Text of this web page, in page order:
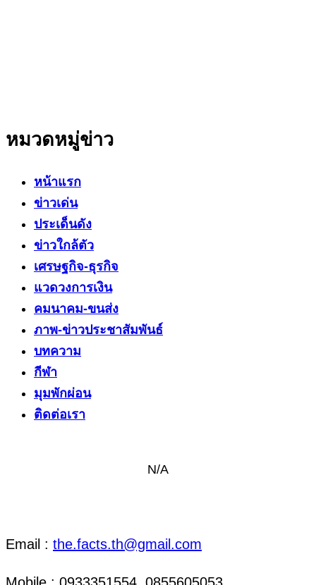
หมวดหมู่ข่าว
หน้าแรก
ข่าวเด่น
ประเด็นดัง
ข่าวใกล้ตัว
เศรษฐกิจ-ธุรกิจ
แวดวงการเงิน
คมนาคม-ขนส่ง
ภาพ-ข่าวประชาสัมพันธ์
บทความ
กีฬา
มุมพักผ่อน
ติดต่อเรา
N/A
Email : the.facts.th@gmail.com